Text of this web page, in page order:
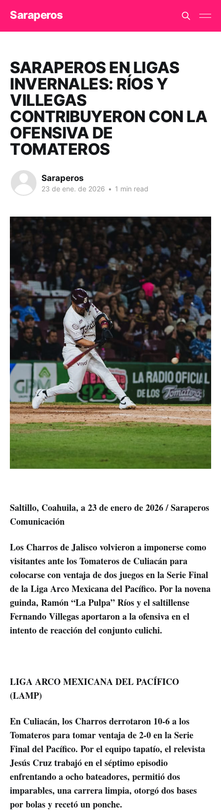
Saraperos
SARAPEROS EN LIGAS
INVERNALES: RÍOS Y
VILLEGAS
CONTRIBUYERON CON LA
OFENSIVA DE
TOMATEROS
Saraperos
23 de ene. de 2026 • 1 min read
Saltillo, Coahuila, a 23 de enero de 2026 / Saraperos
Comunicación
Los Charros de Jalisco volvieron a imponerse como
visitantes ante los Tomateros de Culiacán para
colocarse con ventaja de dos juegos en la Serie Final
de la Liga Arco Mexicana del Pacífico. Por la novena
guinda, Ramón “La Pulpa” Ríos y el saltillense
Fernando Villegas aportaron a la ofensiva en el
intento de reacción del conjunto culichi.
LIGA ARCO MEXICANA DEL PACÍFICO
(LAMP)
En Culiacán, los Charros derrotaron 10-6 a los
Tomateros para tomar ventaja de 2-0 en la Serie
Final del Pacífico. Por el equipo tapatío, el relevista
Jesús Cruz trabajó en el séptimo episodio
enfrentando a ocho bateadores, permitió dos
imparables, una carrera limpia, otorgó dos bases
por bolas y recetó un ponche.